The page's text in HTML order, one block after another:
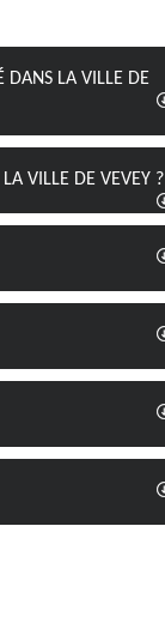
DANS LA VILLE DE
VILLE DE VEVEY ?